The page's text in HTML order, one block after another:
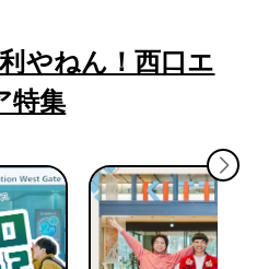
やねん！西口エ
特集